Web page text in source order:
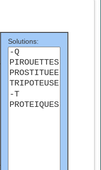
Solutions: